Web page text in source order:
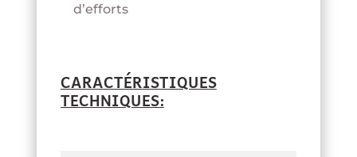
d’efforts
CARACTÉRISTIQUES
TECHNIQUES: